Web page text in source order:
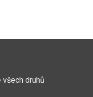
všech druhů